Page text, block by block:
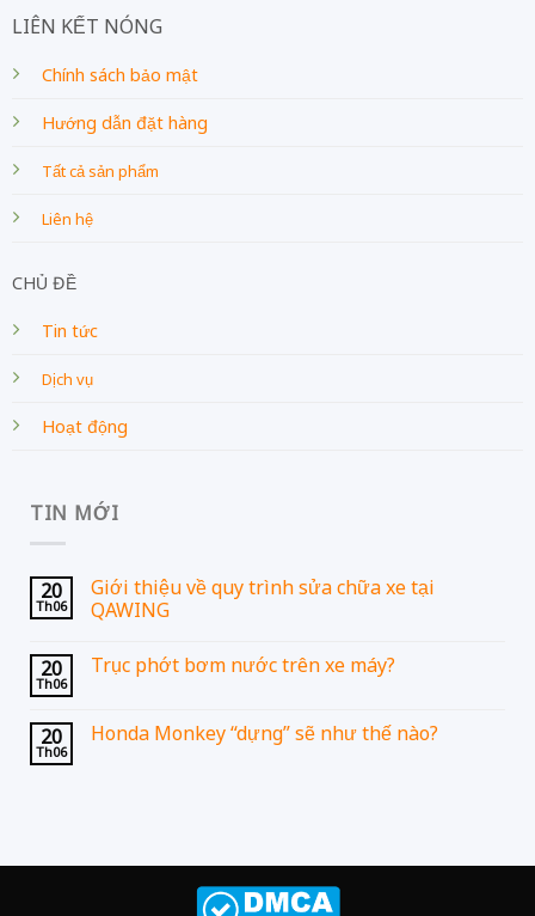
LIÊN KẾT NÓNG
Chính sách bảo mật
Hướng dẫn đặt hàng
Tất cả sản phẩm
Liên hệ
CHỦ ĐỀ
Tin tức
Dịch vụ
Hoạt động
TIN MỚI
20
Th06
Giới thiệu về quy trình sửa chữa xe tại
QAWING
20
Th06
Trục phớt bơm nước trên xe máy?
20
Th06
Honda Monkey “dựng” sẽ như thế nào?